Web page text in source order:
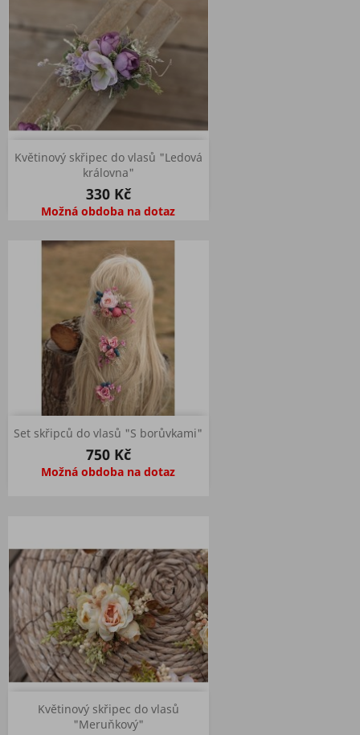
Květinový skřipec do vlasů "Ledová
královna"
330 Kč
Možná obdoba na dotaz
Set skřipců do vlasů "S borůvkami"
750 Kč
Možná obdoba na dotaz
Květinový skřipec do vlasů
"Meruňkový"